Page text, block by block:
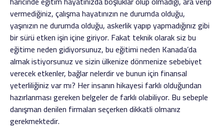
vermediğiniz, çalışma hayatınızın ne durumda olduğu,
yaşınızın ne durumda olduğu, askerlik yapıp yapmadığınız gibi
bir sürü etken işin içine giriyor. Fakat teknik olarak siz bu
eğitime neden gidiyorsunuz, bu eğitimi neden Kanada’da
almak istiyorsunuz ve sizin ülkenize dönmenize sebebiyet
verecek etkenler, bağlar nelerdir ve bunun için finansal
yeterliliğiniz var mı? Her insanın hikayesi farklı olduğundan
hazırlanması gereken belgeler de farklı olabiliyor. Bu sebeple
danışman denilen firmaları seçerken dikkatli olmanız
gerekmektedir.